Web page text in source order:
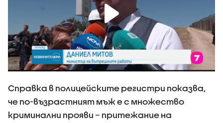
Справка в полицейските регистри показва,
че по-възрастният мъж е с множество
криминални прояви – притежание на